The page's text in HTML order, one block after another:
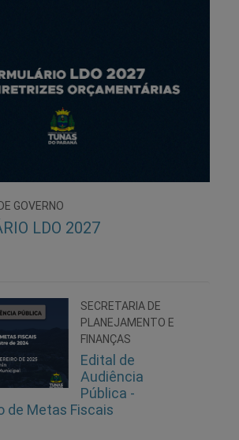
GOVERNO
LDO 2027
SECRETARIA DE
PLANEJAMENTO E
FINANÇAS
Edital de
Audiência
Pública -
de Metas Fiscais